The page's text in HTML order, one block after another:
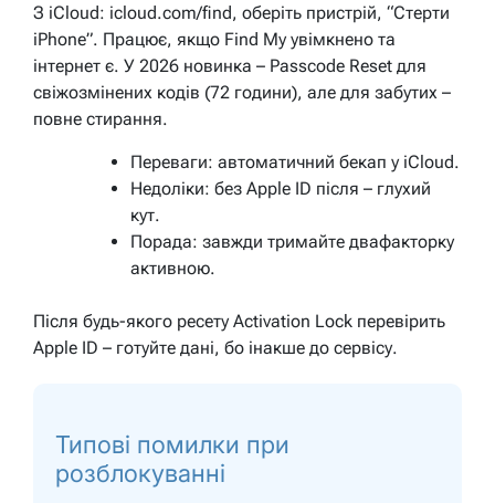
З iCloud: icloud.com/find, оберіть пристрій, “Стерти
iPhone”. Працює, якщо Find My увімкнено та
інтернет є. У 2026 новинка – Passcode Reset для
свіжозмінених кодів (72 години), але для забутих –
повне стирання.
Переваги: автоматичний бекап у iCloud.
Недоліки: без Apple ID після – глухий
кут.
Порада: завжди тримайте двафакторку
активною.
Після будь-якого ресету Activation Lock перевірить
Apple ID – готуйте дані, бо інакше до сервісу.
Типові помилки при
розблокуванні